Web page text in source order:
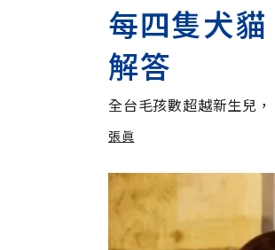
每四隻犬
解答
全台毛孩數超越新生兒
張眞
張眞